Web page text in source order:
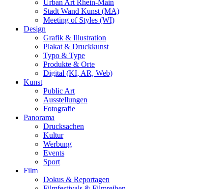
Urban Art Rhein-Main
Stadt Wand Kunst (MA)
Meeting of Styles (WI)
Design
Grafik & Illustration
Plakat & Druckkunst
Typo & Type
Produkte & Orte
Digital (KI, AR, Web)
Kunst
Public Art
Ausstellungen
Fotografie
Panorama
Drucksachen
Kultur
Werbung
Events
Sport
Film
Dokus & Reportagen